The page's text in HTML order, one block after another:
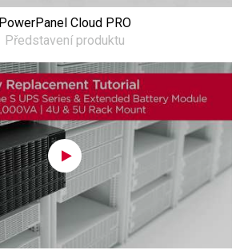
PowerPanel Cloud PRO
Představení produktu